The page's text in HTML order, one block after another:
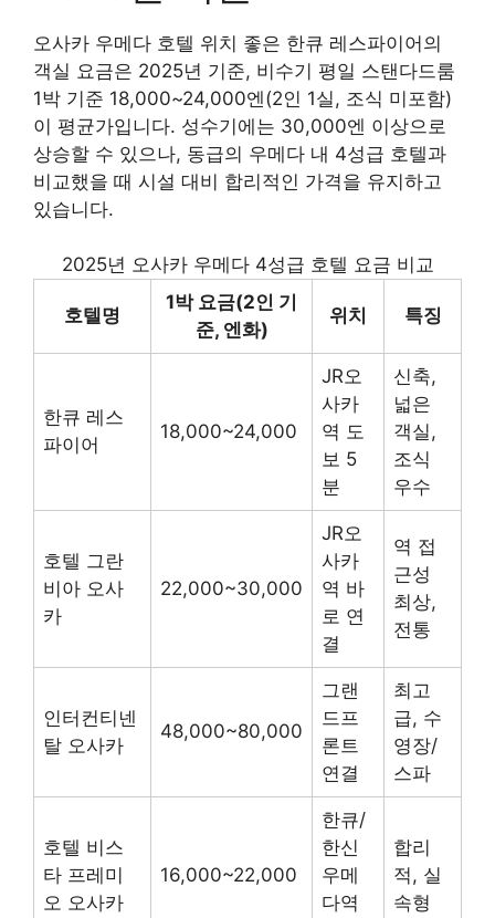
오사카 우메다 호텔 위치 좋은 한큐 레스파이어의
객실 요금은 2025년 기준, 비수기 평일 스탠다드룸
1박 기준 18,000~24,000엔(2인 1실, 조식 미포함)
이 평균가입니다. 성수기에는 30,000엔 이상으로
상승할 수 있으나, 동급의 우메다 내 4성급 호텔과
비교했을 때 시설 대비 합리적인 가격을 유지하고
있습니다.
2025년 오사카 우메다 4성급 호텔 요금 비교
호텔명
1박 요금(2인 기
준, 엔화)
위치 특징
한큐 레스
파이어
18,000~24,000
JR오
사카
역 도
보 5
분
신축,
넓은
객실,
조식
우수
호텔 그란
비아 오사
카
22,000~30,000
JR오
사카
역 바
로 연
결
역 접
근성
최상,
전통
인터컨티넨
탈 오사카
48,000~80,000
그랜
드프
론트
연결
최고
급, 수
영장/
스파
호텔 비스
타 프레미
오 오사카
16,000~22,000
한큐/
한신
우메
다역
합리
적, 실
속형